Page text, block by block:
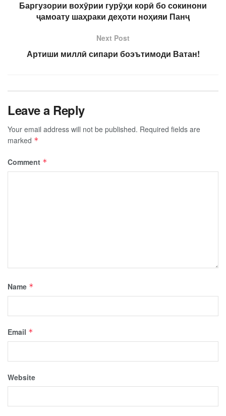
Баргузории вохӯрии гурӯҳи корӣ бо сокинони
ҷамоату шаҳраки деҳоти ноҳияи Панҷ
Next Post
Артиши миллӣ сипари боэътимоди Ватан!
Leave a Reply
Your email address will not be published. Required fields are
marked *
Comment *
Name *
Email *
Website